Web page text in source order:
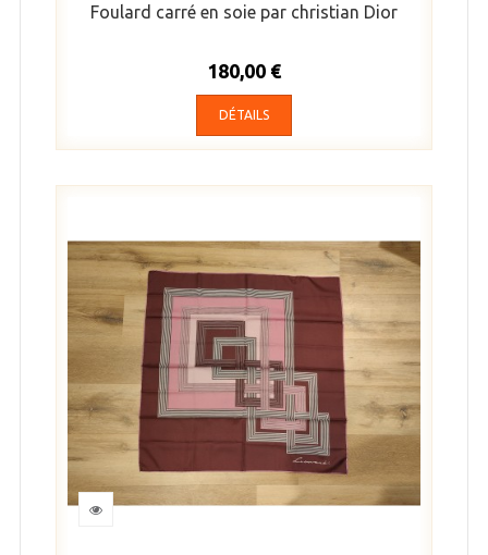
Foulard carré en soie par christian Dior
180,00 €
DÉTAILS